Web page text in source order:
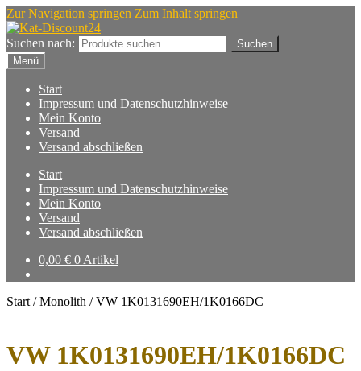
Zur Navigation springen Zum Inhalt springen
Suchen nach:
Suchen
Menü
Start
Impressum und Datenschutzhinweise
Mein Konto
Versand
Versand abschließen
Start
Impressum und Datenschutzhinweise
Mein Konto
Versand
Versand abschließen
0,00 € 0 Artikel
Start /Monolith /VW 1K0131690EH/1K0166DC
VW 1K0131690EH/1K0166DC